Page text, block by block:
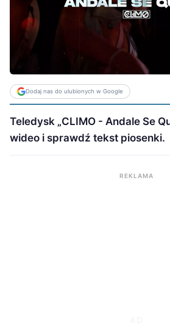
Dodaj nas do ulubionych w Google
Teledysk „CLIMO - Andale Se
wideo i sprawdź tekst piosenki.
REKLAMA